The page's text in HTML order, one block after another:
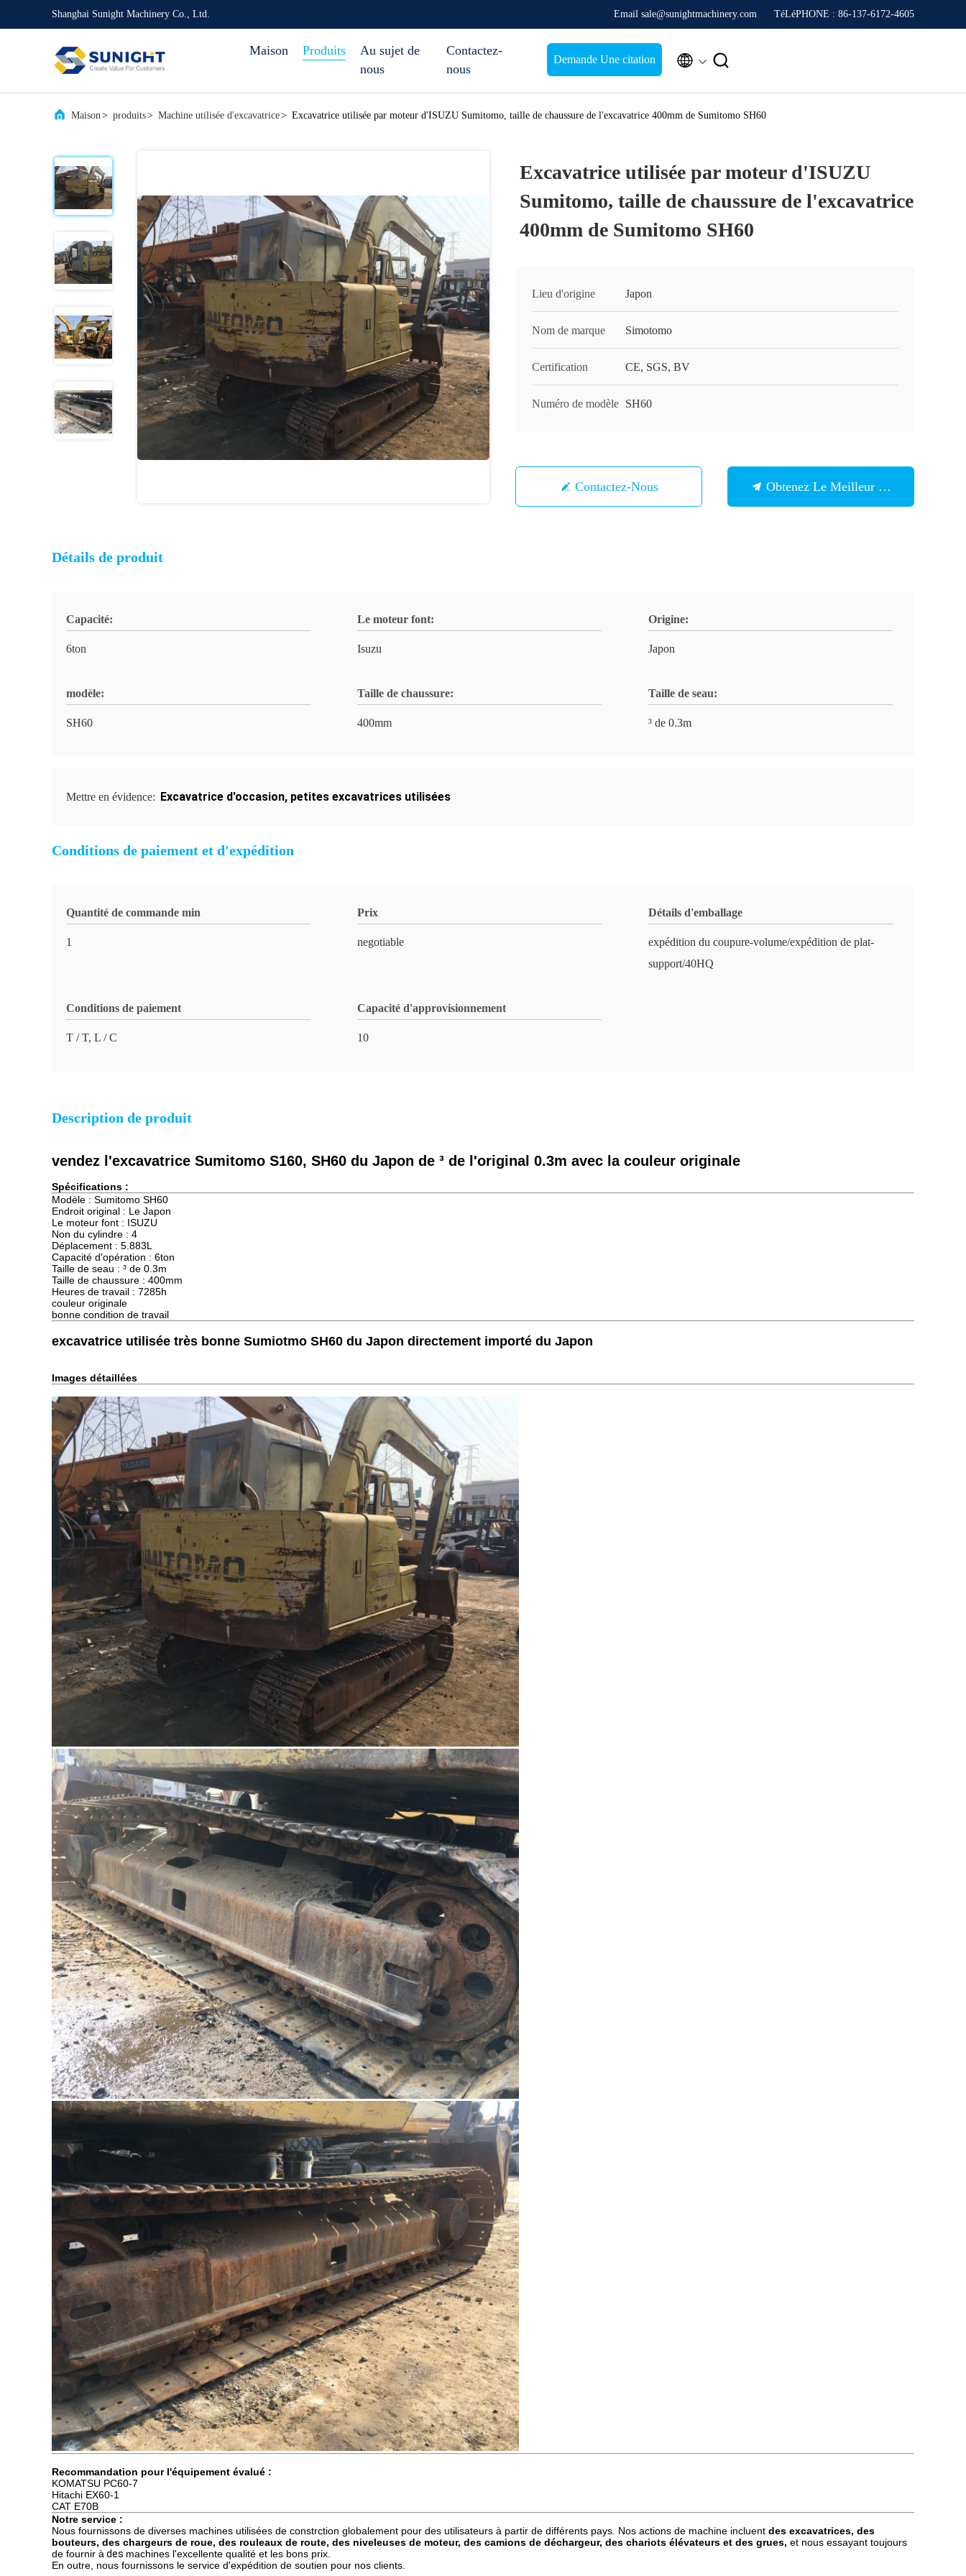
Shanghai Sunight Machinery Co., Ltd. Email sale@sunightmachinery.com TéLéPHONE : 86-137-6172-4605
Maison Produits
Au sujet de
nous
Contactez-
nous
Demande Une citation  
Maison> produits> Machine utilisée d'excavatrice> Excavatrice utilisée par moteur d'ISUZU Sumitomo, taille de chaussure de l'excavatrice 400mm de Sumitomo SH60
Excavatrice utilisée par moteur d'ISUZU
Sumitomo, taille de chaussure de l'excavatrice
400mm de Sumitomo SH60
Lieu d'origine Japon
Nom de marque Simotomo
Certification CE, SGS, BV
Numéro de modèle SH60
Contactez-Nous Obtenez Le Meilleur Prix
Détails de produit
Capacité:
6ton
Le moteur font:
Isuzu
Origine:
Japon
modèle:
SH60
Taille de chaussure:
400mm
Taille de seau:
³ de 0.3m
Mettre en évidence: Excavatrice d'occasion, petites excavatrices utilisées
Conditions de paiement et d'expédition
Quantité de commande min
1
Prix
negotiable
Détails d'emballage
expédition du coupure-volume/expédition de plat-
support/40HQ
Conditions de paiement
T / T, L / C
Capacité d'approvisionnement
10
Description de produit
vendez l'excavatrice Sumitomo S160, SH60 du Japon de ³ de l'original 0.3m avec la couleur originale
Spécifications :
Modèle : Sumitomo SH60
Endroit original : Le Japon
Le moteur font : ISUZU
Non du cylindre : 4
Déplacement : 5.883L
Capacité d'opération : 6ton
Taille de seau : ³ de 0.3m
Taille de chaussure : 400mm
Heures de travail : 7285h
couleur originale
bonne condition de travail
excavatrice utilisée très bonne Sumiotmo SH60 du Japon directement importé du Japon
Images détaillées
Recommandation pour l'équipement évalué :
KOMATSU PC60-7
Hitachi EX60-1
CAT E70B
Notre service :
Nous fournissons de diverses machines utilisées de constrction globalement pour des utilisateurs à partir de différents pays. Nos actions de machine incluent des excavatrices, des
bouteurs, des chargeurs de roue, des rouleaux de route, des niveleuses de moteur, des camions de déchargeur, des chariots élévateurs et des grues, et nous essayant toujours
de fournir à des machines l'excellente qualité et les bons prix.
En outre, nous fournissons le service d'expédition de soutien pour nos clients.